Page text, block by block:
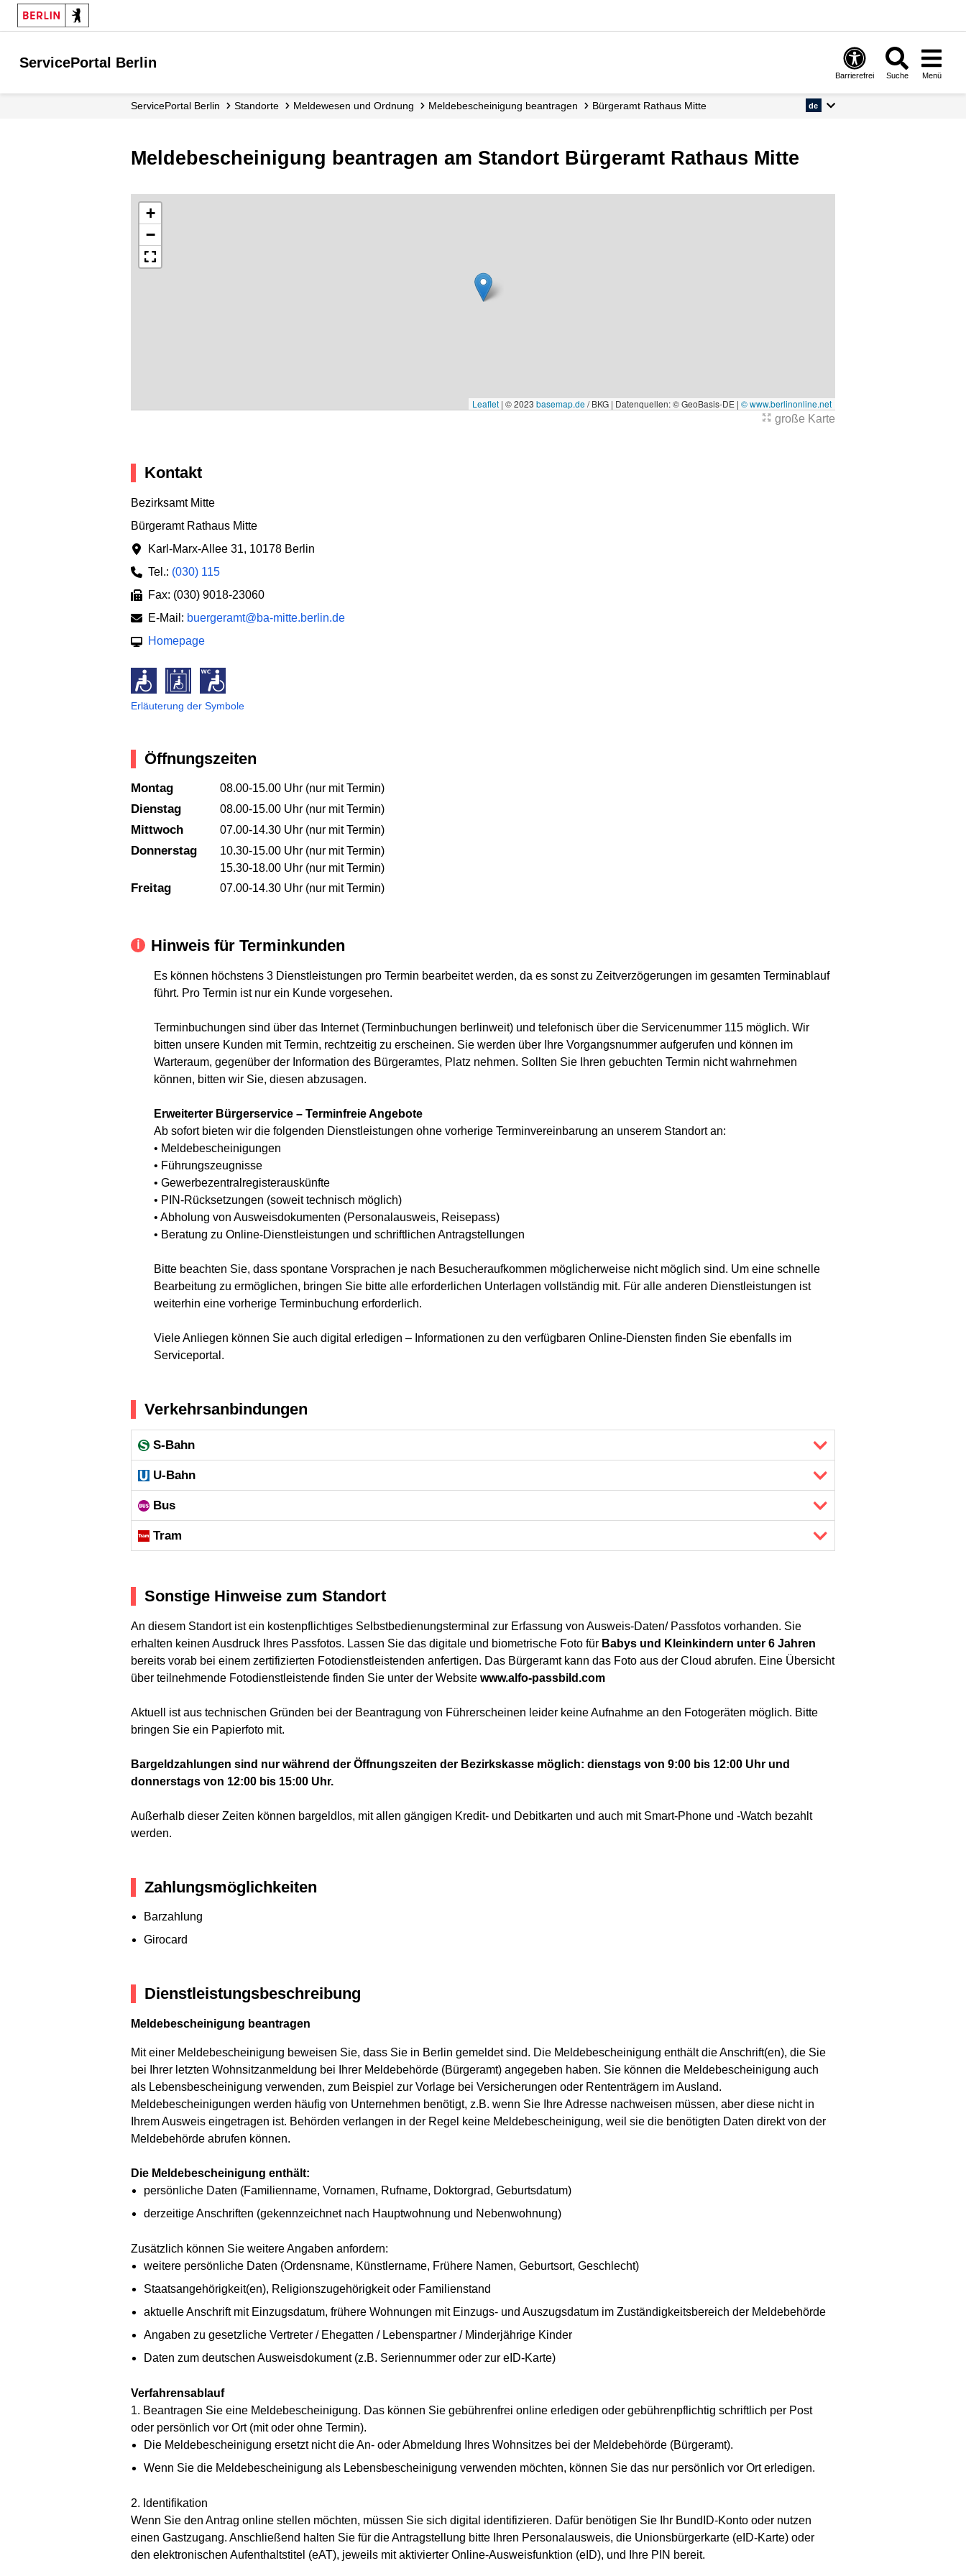
ServicePortal Berlin
Barrierefrei Suche Menü
ServicePortal Berlin Standorte Meldewesen und Ordnung Meldebescheinigung beantragen Bürgeramt Rathaus Mitte de
Meldebescheinigung beantragen am Standort Bürgeramt Rathaus Mitte
+
−
Leaflet | © 2023 basemap.de/ BKG | Datenquellen: © GeoBasis-DE | © www.berlinonline.net
große Karte
Kontakt
Bezirksamt Mitte
Bürgeramt Rathaus Mitte
Karl-Marx-Allee 31, 10178 Berlin
Tel.: (030) 115
Fax: (030) 9018-23060
E-Mail: buergeramt@ba-mitte.berlin.de
Homepage
Erläuterung der Symbole
Öffnungszeiten
Montag 08.00-15.00 Uhr (nur mit Termin)
Dienstag 08.00-15.00 Uhr (nur mit Termin)
Mittwoch 07.00-14.30 Uhr (nur mit Termin)
Donnerstag
10.30-15.00 Uhr (nur mit Termin)
15.30-18.00 Uhr (nur mit Termin)
Freitag 07.00-14.30 Uhr (nur mit Termin)
Hinweis für Terminkunden
Es können höchstens 3 Dienstleistungen pro Termin bearbeitet werden, da es sonst zu Zeitverzögerungen im gesamten Terminablauf
führt. Pro Termin ist nur ein Kunde vorgesehen.
Terminbuchungen sind über das Internet (Terminbuchungen berlinweit) und telefonisch über die Servicenummer 115 möglich. Wir
bitten unsere Kunden mit Termin, rechtzeitig zu erscheinen. Sie werden über Ihre Vorgangsnummer aufgerufen und können im
Warteraum, gegenüber der Information des Bürgeramtes, Platz nehmen. Sollten Sie Ihren gebuchten Termin nicht wahrnehmen
können, bitten wir Sie, diesen abzusagen.
Erweiterter Bürgerservice – Terminfreie Angebote
Ab sofort bieten wir die folgenden Dienstleistungen ohne vorherige Terminvereinbarung an unserem Standort an:
• Meldebescheinigungen
• Führungszeugnisse
• Gewerbezentralregisterauskünfte
• PIN-Rücksetzungen (soweit technisch möglich)
• Abholung von Ausweisdokumenten (Personalausweis, Reisepass)
• Beratung zu Online-Dienstleistungen und schriftlichen Antragstellungen
Bitte beachten Sie, dass spontane Vorsprachen je nach Besucheraufkommen möglicherweise nicht möglich sind. Um eine schnelle
Bearbeitung zu ermöglichen, bringen Sie bitte alle erforderlichen Unterlagen vollständig mit. Für alle anderen Dienstleistungen ist
weiterhin eine vorherige Terminbuchung erforderlich.
Viele Anliegen können Sie auch digital erledigen – Informationen zu den verfügbaren Online-Diensten finden Sie ebenfalls im
Serviceportal.
Verkehrsanbindungen
S-Bahn
U-Bahn
Bus
Tram
Sonstige Hinweise zum Standort
An diesem Standort ist ein kostenpflichtiges Selbstbedienungsterminal zur Erfassung von Ausweis-Daten/ Passfotos vorhanden. Sie
erhalten keinen Ausdruck Ihres Passfotos. Lassen Sie das digitale und biometrische Foto für Babys und Kleinkindern unter 6 Jahren
bereits vorab bei einem zertifizierten Fotodienstleistenden anfertigen. Das Bürgeramt kann das Foto aus der Cloud abrufen. Eine Übersicht
über teilnehmende Fotodienstleistende finden Sie unter der Website www.alfo-passbild.com
Aktuell ist aus technischen Gründen bei der Beantragung von Führerscheinen leider keine Aufnahme an den Fotogeräten möglich. Bitte
bringen Sie ein Papierfoto mit.
Bargeldzahlungen sind nur während der Öffnungszeiten der Bezirkskasse möglich: dienstags von 9:00 bis 12:00 Uhr und
donnerstags von 12:00 bis 15:00 Uhr.
Außerhalb dieser Zeiten können bargeldlos, mit allen gängigen Kredit- und Debitkarten und auch mit Smart-Phone und -Watch bezahlt
werden.
Zahlungsmöglichkeiten
Barzahlung
Girocard
Dienstleistungsbeschreibung
Meldebescheinigung beantragen
Mit einer Meldebescheinigung beweisen Sie, dass Sie in Berlin gemeldet sind. Die Meldebescheinigung enthält die Anschrift(en), die Sie
bei Ihrer letzten Wohnsitzanmeldung bei Ihrer Meldebehörde (Bürgeramt) angegeben haben. Sie können die Meldebescheinigung auch
als Lebensbescheinigung verwenden, zum Beispiel zur Vorlage bei Versicherungen oder Rententrägern im Ausland.
Meldebescheinigungen werden häufig von Unternehmen benötigt, z.B. wenn Sie Ihre Adresse nachweisen müssen, aber diese nicht in
Ihrem Ausweis eingetragen ist. Behörden verlangen in der Regel keine Meldebescheinigung, weil sie die benötigten Daten direkt von der
Meldebehörde abrufen können.
Die Meldebescheinigung enthält:
persönliche Daten (Familienname, Vornamen, Rufname, Doktorgrad, Geburtsdatum)
derzeitige Anschriften (gekennzeichnet nach Hauptwohnung und Nebenwohnung)
Zusätzlich können Sie weitere Angaben anfordern:
weitere persönliche Daten (Ordensname, Künstlername, Frühere Namen, Geburtsort, Geschlecht)
Staatsangehörigkeit(en), Religionszugehörigkeit oder Familienstand
aktuelle Anschrift mit Einzugsdatum, frühere Wohnungen mit Einzugs- und Auszugsdatum im Zuständigkeitsbereich der Meldebehörde
Angaben zu gesetzliche Vertreter / Ehegatten / Lebenspartner / Minderjährige Kinder
Daten zum deutschen Ausweisdokument (z.B. Seriennummer oder zur eID-Karte)
Verfahrensablauf
1. Beantragen Sie eine Meldebescheinigung. Das können Sie gebührenfrei online erledigen oder gebührenpflichtig schriftlich per Post
oder persönlich vor Ort (mit oder ohne Termin).
Die Meldebescheinigung ersetzt nicht die An- oder Abmeldung Ihres Wohnsitzes bei der Meldebehörde (Bürgeramt).
Wenn Sie die Meldebescheinigung als Lebensbescheinigung verwenden möchten, können Sie das nur persönlich vor Ort erledigen.
2. Identifikation
Wenn Sie den Antrag online stellen möchten, müssen Sie sich digital identifizieren. Dafür benötigen Sie Ihr BundID-Konto oder nutzen
einen Gastzugang. Anschließend halten Sie für die Antragstellung bitte Ihren Personalausweis, die Unionsbürgerkarte (eID-Karte) oder
den elektronischen Aufenthaltstitel (eAT), jeweils mit aktivierter Online-Ausweisfunktion (eID), und Ihre PIN bereit.